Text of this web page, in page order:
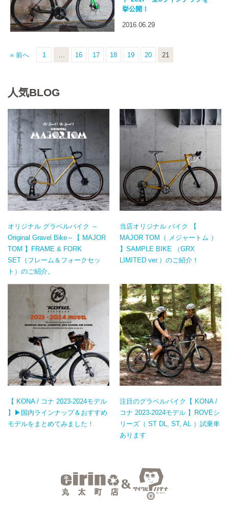
挙公開！
2016.06.29
« 前へ 1 16 17 18 19 20 21
人気BLOG
オリジナル グラベルバイク ～
Original Gravel Bike～【 MAJOR
TOM 】FRAME & FORK
SET（フレーム＆フォークセッ
ト）のご紹介。
当店オリジナル バイク 【
MAJOR TOM（ メジャートム ）
】SAMPLE BIKE （GRX
LIMITED ver.）のご紹介！
【 KONA / コナ 2023-2024モデル
】▶国内ラインナップ＆おすすめ
モデルをまとめてみました！
注目のグラベルバイク【 KONA /
コナ 2023-2024モデル 】ROVEシ
リーズ（ ST DL, ST, AL ）試乗車
あります